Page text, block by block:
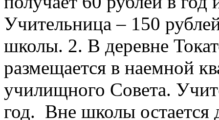
Учительница – 150
школы. 2. В деревне
размещается в наемной
училищного Совета.
год. Вне школы остается